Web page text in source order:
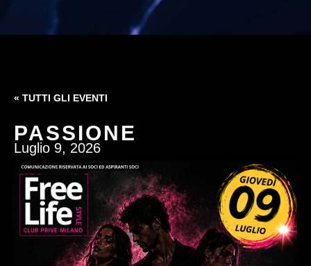
« TUTTI GLI EVENTI
PASSIONE
Luglio 9, 2026